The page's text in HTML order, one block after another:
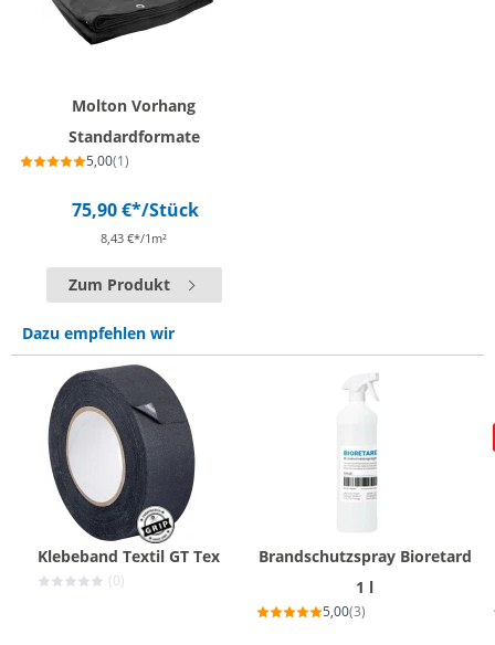
Molton Vorhang
Standardformate
5,00(1)
75,90 €*/Stück
8,43 €*/1m²
Zum Produkt
Dazu empfehlen wir
Klebeband Textil GT Tex
(0)
Brandschutzspray Bioretard
1 l
5,00(3)